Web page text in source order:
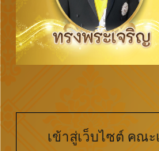
เข้าสู่เว็บไซต์ คณ